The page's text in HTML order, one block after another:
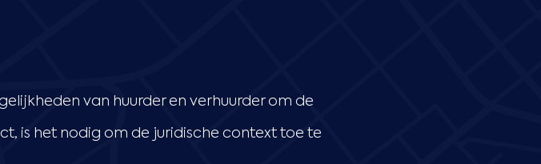
van huurder en verhuurder om de
is het nodig om de juridische context toe te